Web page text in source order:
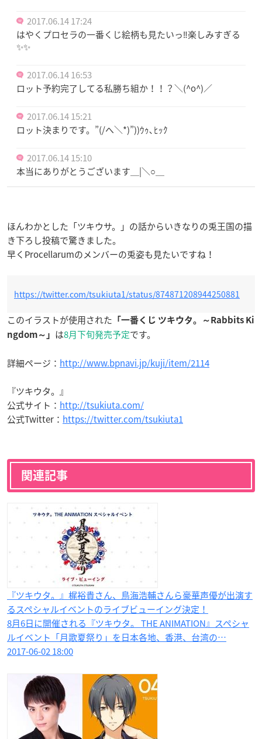
2017.06.14 17:24
はやくプロセラの一番くじ絵柄も見たいっ‼︎楽しみすぎる
✨✨
2017.06.14 16:53
ロット予約完了してる私勝ち組か！！？＼(^o^)／
2017.06.14 15:21
ロット決まりです。”(/へ＼*)”))ｳｩ､ﾋｯｸ
2017.06.14 15:10
本当にありがとうございます＿|＼○＿
ほんわかとした「ツキウサ。」の話からいきなりの兎王国の描
き下ろし投稿で驚きました。
早くProcellarumのメンバーの兎姿も見たいですね！
https://twitter.com/tsukiuta1/status/874871208944250881
このイラストが使用された 「一番くじ ツキウタ。～Rabbits Ki
ngdom～」 は8月下旬発売予定です。
詳細ページ： http://www.bpnavi.jp/kuji/item/2114
『ツキウタ。』
公式サイト： http://tsukiuta.com/
公式Twitter： https://twitter.com/tsukiuta1
関連記事
『ツキウタ。』梶裕貴さん、鳥海浩輔さんら豪華声優が出演す
るスペシャルイベントのライブビューイング決定！
8月6日に開催される『ツキウタ。 THE ANIMATION』スペシャ
ルイベント「月歌夏祭り」を日本各地、香港、台湾の…
2017-06-02 18:00